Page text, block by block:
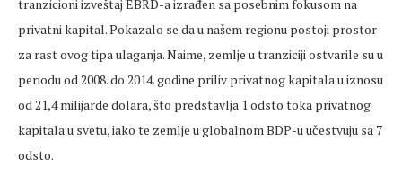
tranzicioni izveštaj EBRD-a izrađen sa posebnim fokusom na
privatni kapital. Pokazalo se da u našem regionu postoji prostor
za rast ovog tipa ulaganja. Naime, zemlje u tranziciji ostvarile su u
periodu od 2008. do 2014. godine priliv privatnog kapitala u iznosu
od 21,4 milijarde dolara, što predstavlja 1 odsto toka privatnog
kapitala u svetu, iako te zemlje u globalnom BDP-u učestvuju sa 7
odsto.